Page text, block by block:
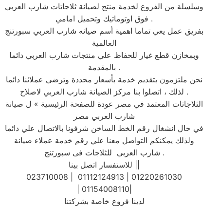
وسلسلة من الفروع لخدمة منتج لصيانة ثلاجاتات شارب العربي
فوق اوتوماتيك وتحميل امامي .
بفريق عمل يعي تماما اهمية أسم صيانه شارب العربي سبورتنج
العالمية
وبمخازن قطع غيار للحفاظ علي منتجات شارب العربي دائما
بالمقدمة .
نحن ملتزمون بتقديم خدمة بأسعار محددة وترضي عملائنا دائما
. لذلك ، اتصلوا بنا مركز الصيانة شارب العربي لاصلاح
الثلاجاتات المعتمد في مصر عودة للصفحة الرئيسية » ل صيانة
شارب العربي مصر
في حال انشغال رقم الخط الساخن شرفونا بالاتصال علي دائما
ولذلك يمكنكم التواصل معنا علي رقم خدمة عملاء صيانة
شارب العربي للثلاجات فى سبورتنج .
023710008 | 01112124913 | 01220261030
| 01154008110|
لدينا فروع خاصة بشركتنا